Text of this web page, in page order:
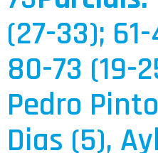
(27-33);
80-73 (19-
Pedro
Dias (5),